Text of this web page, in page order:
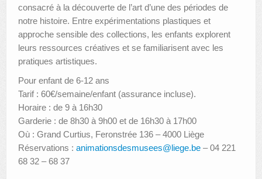
consacré à la découverte de l’art d’une des périodes de
notre histoire. Entre expérimentations plastiques et
approche sensible des collections, les enfants explorent
leurs ressources créatives et se familiarisent avec les
pratiques artistiques.
Pour enfant de 6-12 ans
Tarif : 60€/semaine/enfant (assurance incluse).
Horaire : de 9 à 16h30
Garderie : de 8h30 à 9h00 et de 16h30 à 17h00
Où : Grand Curtius, Feronstrée 136 – 4000 Liège
Réservations : animationsdesmusees@liege.be – 04 221
68 32 – 68 37